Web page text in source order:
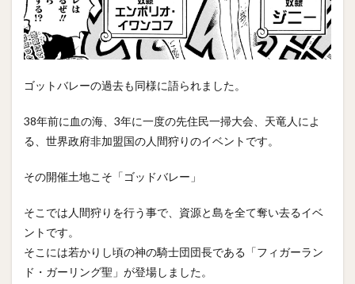
ゴットバレーの過去も同様に語られました。
38年前に血の海、3年に一度の先住民一掃大会、天竜人によ
る、世界政府非加盟国の人間狩りのイベントです。
その開催土地こそ「ゴッドバレー」
そこでは人間狩りを行う事で、資源と島を全て奪い去るイベ
ントです。
そこには若かりし頃の神の騎士団団長である「フィガーラン
ド・ガーリング聖」が登場しました。